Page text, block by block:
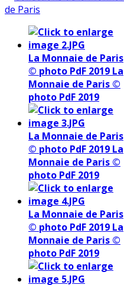
La Monnaie de Paris
© photo PdF 2019 La
Monnaie de Paris ©
photo PdF 2019
La Monnaie de Paris
© photo PdF 2019 La
Monnaie de Paris ©
photo PdF 2019
La Monnaie de Paris
© photo PdF 2019 La
Monnaie de Paris ©
photo PdF 2019